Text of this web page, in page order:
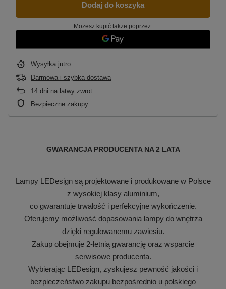
Dodaj do koszyka
Możesz kupić także poprzez:
Wysyłka jutro
Darmowa i szybka dostawa
14 dni na łatwy zwrot
Bezpieczne zakupy
GWARANCJA PRODUCENTA NA 2 LATA
Lampy LEDesign są projektowane i produkowane w Polsce
z wysokiej klasy aluminium,
co gwarantuje trwałość i perfekcyjne wykończenie.
Oferujemy możliwość dopasowania lampy do wnętrza
dzięki regulowanemu zawiesiu.
Zakup obejmuje 2-letnią gwarancję oraz wsparcie
serwisowe producenta.
Wybierając LEDesign, zyskujesz pewność jakości i
bezpieczeństwo zakupu bezpośrednio u polskiego